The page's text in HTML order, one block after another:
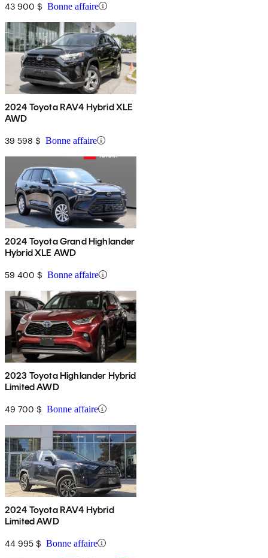
43 900 $ Bonne affaire
2024 Toyota RAV4 Hybrid XLE
AWD
39 598 $ Bonne affaire
2024 Toyota Grand Highlander
Hybrid XLE AWD
59 400 $ Bonne affaire
2023 Toyota Highlander Hybrid
Limited AWD
49 700 $ Bonne affaire
2024 Toyota RAV4 Hybrid
Limited AWD
44 995 $ Bonne affaire